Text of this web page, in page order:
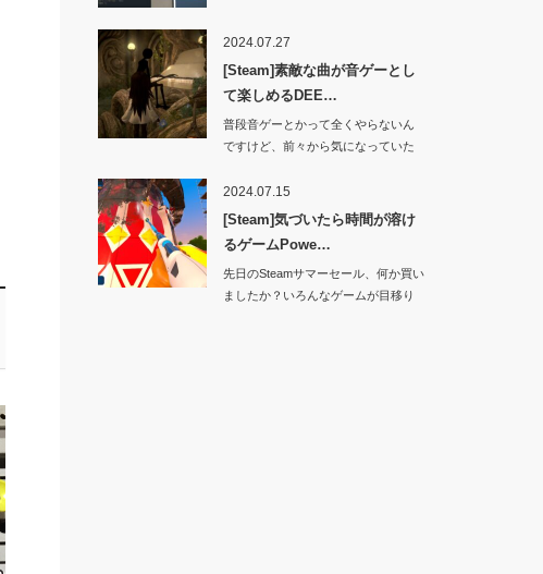
2024.07.27
[Steam]素敵な曲が音ゲーとし
て楽しめるDEE…
普段音ゲーとかって全くやらないん
ですけど、前々から気になっていた
2024.07.15
[Steam]気づいたら時間が溶け
るゲームPowe…
先日のSteamサマーセール、何か買い
ましたか？いろんなゲームが目移り